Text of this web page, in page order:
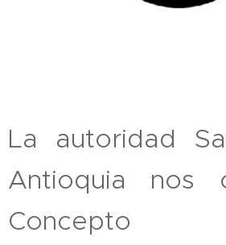
La autoridad
Antioquia nos
Concepto